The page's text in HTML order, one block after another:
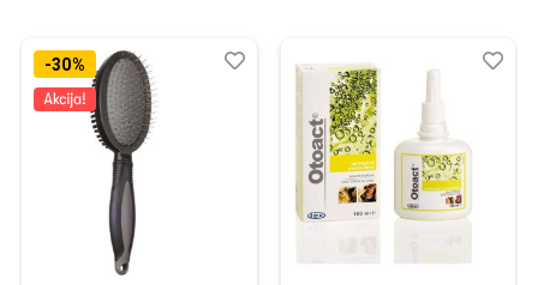
-30%
Dodaj
Uporedi